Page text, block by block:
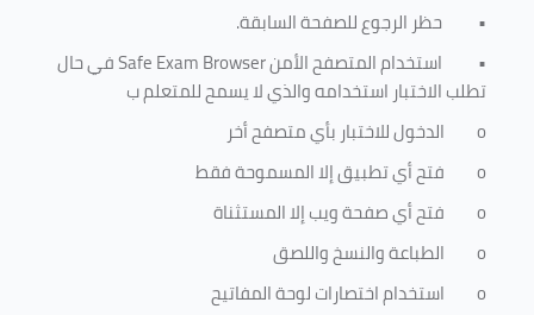
• حظر الرجوع للصفحة السابقة.
• استخدام المتصفح الأمنSafe Exam Browserفي حال
تطلب الاختبار استخدامه والذي لا يسمح للمتعلم ب
o
الدخول للاختبار بأي متصفح أخر
o
فتح أي تطبيق إلا المسموحة فقط
o
فتح أي صفحة ويب إلا المستثناة
o
الطباعة والنسخ واللصق
o
استخدام اختصارات لوحة المفاتيح